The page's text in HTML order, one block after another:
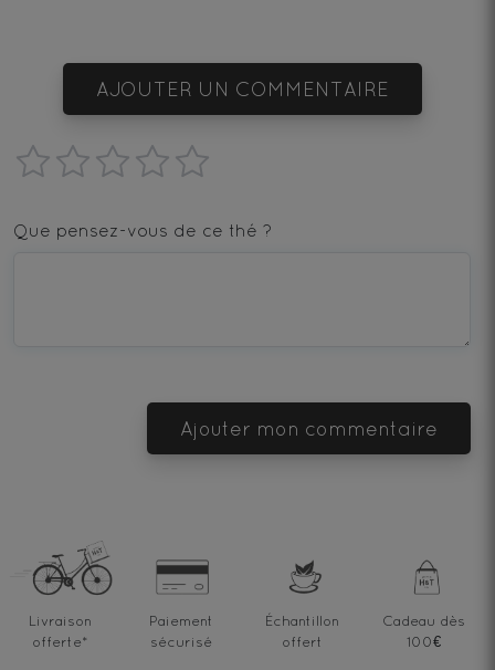
AJOUTER UN COMMENTAIRE
star
—
—
stars
Que pensez-vous de ce thé ?
Ajouter mon commentaire
Livraison
offerte*
Paiement
sécurisé
Échantillon
offert
Cadeau dès
100€